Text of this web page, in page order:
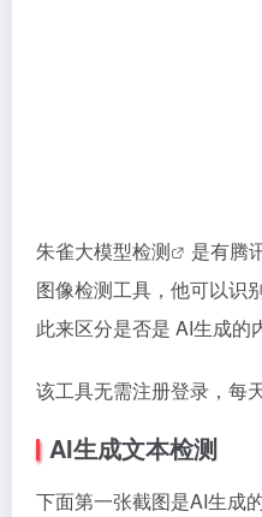
朱雀大模型检测 是有腾
图像检测工具，他可以识
此来区分是否是 AI生成的
该工具无需注册登录，每
AI生成文本检测
下面第一张截图是AI生成